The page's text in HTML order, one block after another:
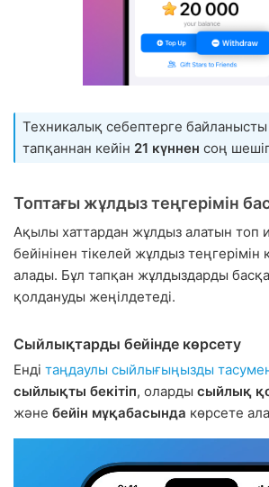
Техникалық себептерге
тапқаннан кейін 21 күннен соң
Топтағы жұлдыз теңгерімін
Ақылы хаттардан жұлдыз алатын топ
бейінінен тікелей жұлдыз теңгерімін
алады. Бұл тапқан жұлдыздарды
қолдануды жеңілдетеді.
Сыйлықтарды бейінде көрсету
Енді таңдаулы сыйлығыңызды
сыйлықты бекітіп, оларды сыйлық
және бейін мұқабасында көрсете